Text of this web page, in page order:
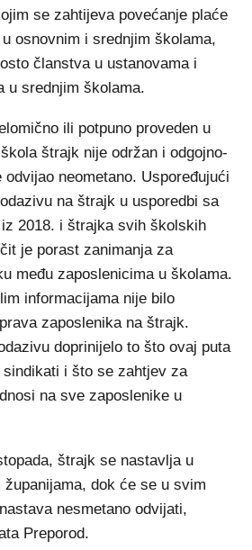
se zahtijeva povećanje plaće
osnovnim i srednjim školama,
članstva u ustanovama i
u srednjim školama.
ili potpuno proveden u
štrajk nije održan i odgojno-
neometano. Uspoređujući
na štrajk u usporedbi sa
2018. i štrajka svih školskih
je porast zanimanja za
među zaposlenicima u školama.
informacijama nije bilo
zaposlenika na štrajk.
doprinijelo to što ovaj puta
i što se zahtjev za
na sve zaposlenike u
štrajk se nastavlja u
županijama, dok će se u svim
nesmetano odvijati,
Preporod.